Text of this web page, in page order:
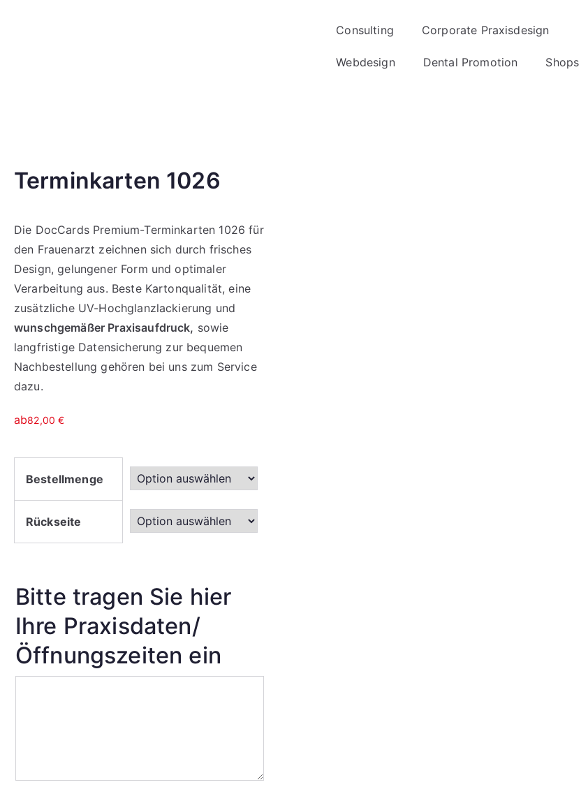
Consulting Corporate Praxisdesign
Webdesign Dental Promotion Shops
Terminkarten 1026
Die DocCards Premium-Terminkarten 1026 für
den Frauenarzt zeichnen sich durch frisches
Design, gelungener Form und optimaler
Verarbeitung aus. Beste Kartonqualität, eine
zusätzliche UV-Hochglanzlackierung und
wunschgemäßer Praxisaufdruck, sowie
langfristige Datensicherung zur bequemen
Nachbestellung gehören bei uns zum Service
dazu.
ab82,00€
Bestellmenge
Rückseite
Bitte tragen Sie hier
Ihre Praxisdaten/
Öffnungszeiten ein